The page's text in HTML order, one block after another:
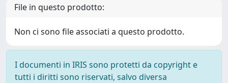
File in questo prodotto:
Non ci sono file associati a questo prodotto.
I documenti in IRIS sono protetti da copyright e
tutti i diritti sono riservati, salvo diversa